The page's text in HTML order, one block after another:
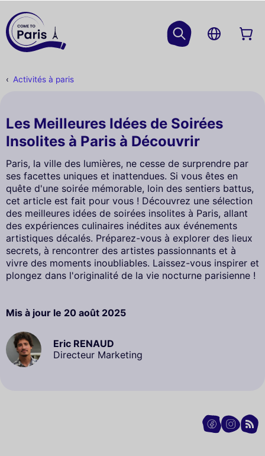
Activités à paris
Les Meilleures Idées de Soirées
Insolites à Paris à Découvrir
Paris, la ville des lumières, ne cesse de surprendre par
ses facettes uniques et inattendues. Si vous êtes en
quête d'une soirée mémorable, loin des sentiers battus,
cet article est fait pour vous ! Découvrez une sélection
des meilleures idées de soirées insolites à Paris, allant
des expériences culinaires inédites aux événements
artistiques décalés. Préparez-vous à explorer des lieux
secrets, à rencontrer des artistes passionnants et à
vivre des moments inoubliables. Laissez-vous inspirer et
plongez dans l'originalité de la vie nocturne parisienne !
Mis à jour le 20 août 2025
Eric RENAUD
Directeur Marketing